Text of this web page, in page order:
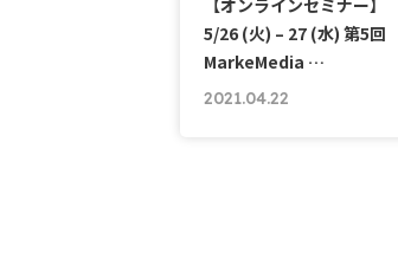
【オンラインセミナー】
5/26 (火) – 27 (水) 第5回
MarkeMedia …
2021.04.22